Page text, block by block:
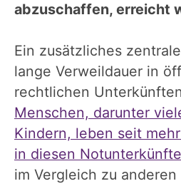
abzuschaffen, erreicht
Ein zusätzliches
lange Verweildauer in
rechtlichen
Menschen, darunter
Kindern, leben seit
in diesen
im Vergleich zu